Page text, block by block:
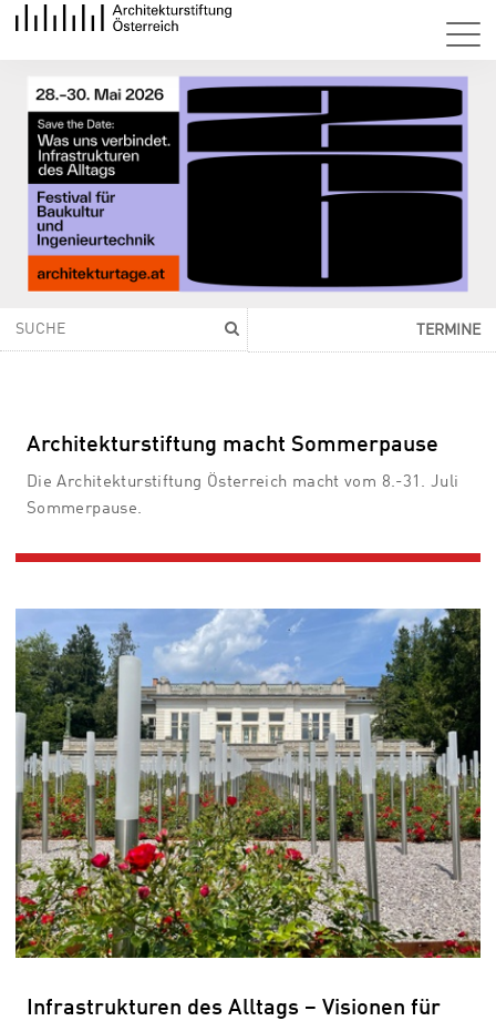
TERMINE
Architekturstiftung macht Sommerpause
Die Architekturstiftung Österreich macht vom 8.-31. Juli
Sommerpause.
Infrastrukturen des Alltags – Visionen für